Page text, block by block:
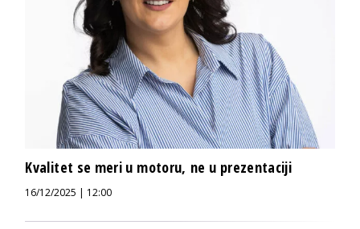
Kvalitet se meri u motoru, ne u prezentaciji
16/12/2025 | 12:00